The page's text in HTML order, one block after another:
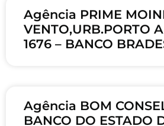
Agência PRIME
VENTO,URB.PORTO
1676 – BANCO
Agência BOM
BANCO DO ESTADO